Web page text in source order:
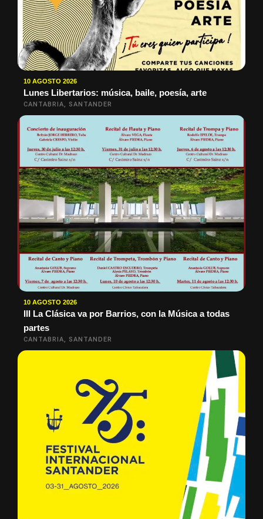
10 AGOSTO 2026
Lunes Libertarios: música, baile, poesía, arte
CANTABRIA, SANTANDER
10 AGOSTO 2026
III La Clásica va por Barrios, con la Música a todas
partes
CANTABRIA, SANTANDER